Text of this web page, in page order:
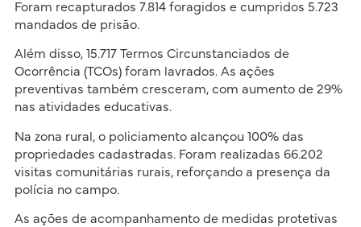
Foram recapturados 7.814 foragidos e cumpridos 5.723
mandados de prisão.
Além disso, 15.717 Termos Circunstanciados de
Ocorrência (TCOs) foram lavrados. As ações
preventivas também cresceram, com aumento de 29%
nas atividades educativas.
Na zona rural, o policiamento alcançou 100% das
propriedades cadastradas. Foram realizadas 66.202
visitas comunitárias rurais, reforçando a presença da
polícia no campo.
As ações de acompanhamento de medidas protetivas